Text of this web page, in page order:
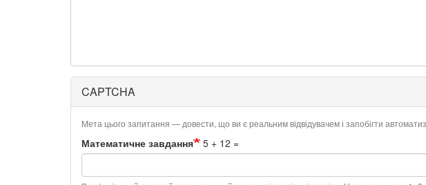
CAPTCHA
Мета цього запитання — довести, що ви є реальним відвідувачем і запобігти
Математичне завдання 5 + 12 =